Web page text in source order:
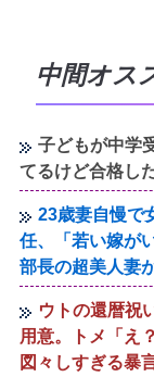
中間オス
子どもが中学
てるけど合格し
23歳妻自慢で
任、「若い嫁が
部長の超美人妻
ウトの還暦祝
用意。トメ「え
図々しすぎる暴